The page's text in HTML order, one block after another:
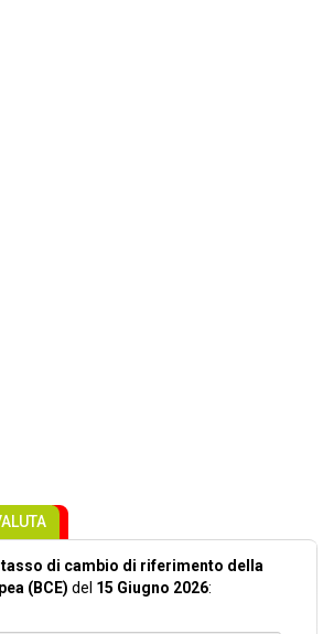
tasso di cambio di riferimento della
(BCE) del 15 Giugno 2026: